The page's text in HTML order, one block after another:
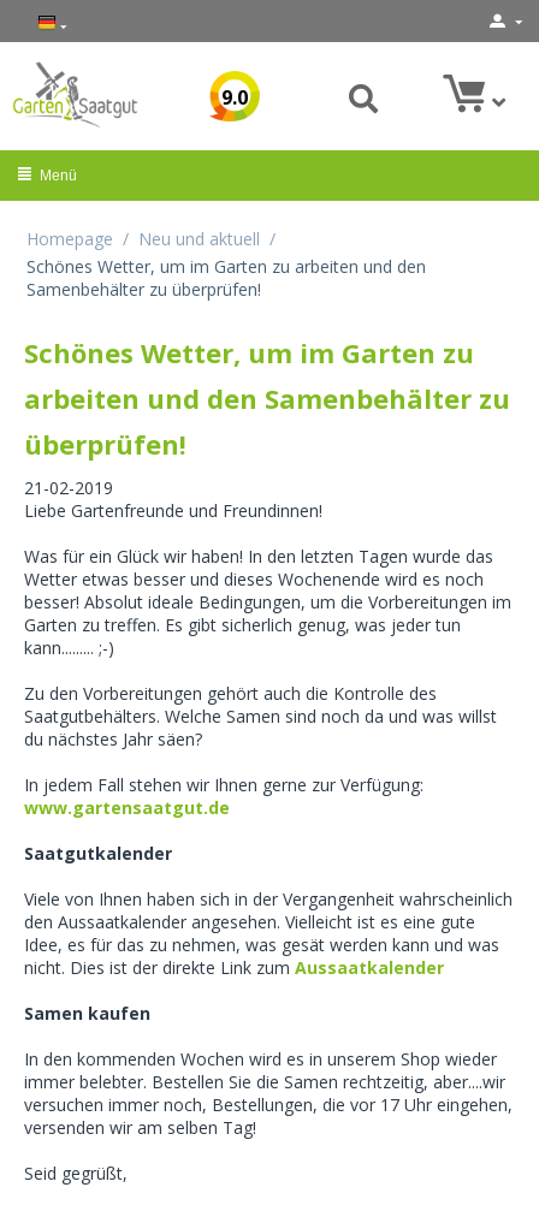
9.0
Menü
Homepage / Neu und aktuell /
Schönes Wetter, um im Garten zu arbeiten und den
Samenbehälter zu überprüfen!
Schönes Wetter, um im Garten zu
arbeiten und den Samenbehälter zu
überprüfen!
21-02-2019
Liebe Gartenfreunde und Freundinnen!
Was für ein Glück wir haben! In den letzten Tagen wurde das
Wetter etwas besser und dieses Wochenende wird es noch
besser! Absolut ideale Bedingungen, um die Vorbereitungen im
Garten zu treffen. Es gibt sicherlich genug, was jeder tun
kann......... ;-)
Zu den Vorbereitungen gehört auch die Kontrolle des
Saatgutbehälters. Welche Samen sind noch da und was willst
du nächstes Jahr säen?
In jedem Fall stehen wir Ihnen gerne zur Verfügung:
www.gartensaatgut.de
Saatgutkalender
Viele von Ihnen haben sich in der Vergangenheit wahrscheinlich
den Aussaatkalender angesehen. Vielleicht ist es eine gute
Idee, es für das zu nehmen, was gesät werden kann und was
nicht. Dies ist der direkte Link zum Aussaatkalender
Samen kaufen
In den kommenden Wochen wird es in unserem Shop wieder
immer belebter. Bestellen Sie die Samen rechtzeitig, aber....wir
versuchen immer noch, Bestellungen, die vor 17 Uhr eingehen,
versenden wir am selben Tag!
Seid gegrüßt,